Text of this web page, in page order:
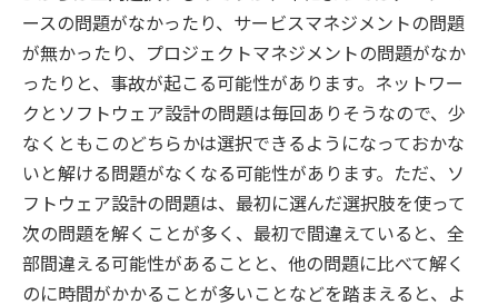
ースの問題がなかったり、サービスマネジメントの問題
が無かったり、プロジェクトマネジメントの問題がなか
ったりと、事故が起こる可能性があります。ネットワー
クとソフトウェア設計の問題は毎回ありそうなので、少
なくともこのどちらかは選択できるようになっておかな
いと解ける問題がなくなる可能性があります。ただ、ソ
フトウェア設計の問題は、最初に選んだ選択肢を使って
次の問題を解くことが多く、最初で間違えていると、全
部間違える可能性があることと、他の問題に比べて解く
のに時間がかかることが多いことなどを踏まえると、よ